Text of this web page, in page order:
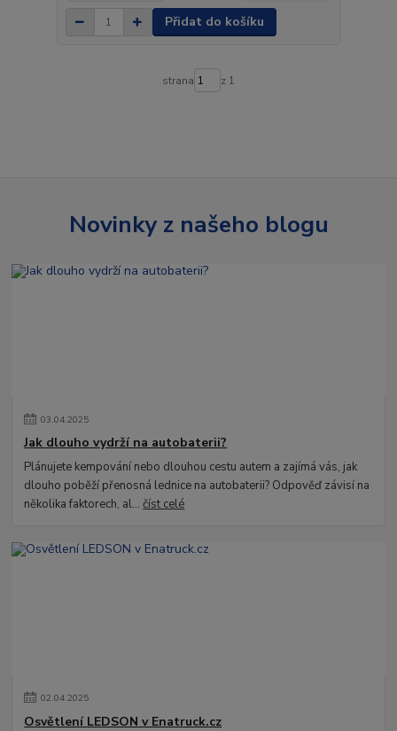
Přidat do košíku
strana z 1
Novinky z našeho blogu
03.04.2025
Jak dlouho vydrží na autobaterii?
Plánujete kempování nebo dlouhou cestu autem a zajímá vás, jak
dlouho poběží přenosná lednice na autobaterii? Odpověď závisí na
několika faktorech, al...číst celé
02.04.2025
Osvětlení LEDSON v Enatruck.cz